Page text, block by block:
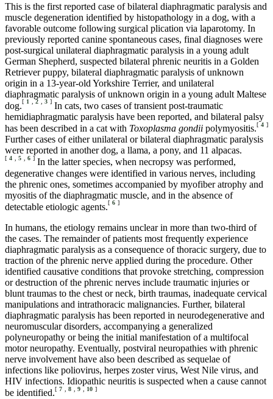
This is the first reported case of bilateral diaphragmatic paralysis and
muscle degeneration identified by histopathology in a dog, with a
favorable outcome following surgical plication via laparotomy. In
previously reported canine spontaneous cases, final diagnoses were
post-surgical unilateral diaphragmatic paralysis in a young adult
German Shepherd, suspected bilateral phrenic neuritis in a Golden
Retriever puppy, bilateral diaphragmatic paralysis of unknown
origin in a 13-year-old Yorkshire Terrier, and unilateral
diaphragmatic paralysis of unknown origin in a young adult Maltese
dog.[ 1 ,2 , 3 ] In cats, two cases of transient post-traumatic
hemidiaphragmatic paralysis have been reported, and bilateral palsy
has been described in a cat with Toxoplasma gondii polymyositis.[ 4 ]
Further cases of either unilateral or bilateral diaphragmatic paralysis
were reported in another dog, a llama, a pony, and 11 alpacas.
[ 4 5 6 ] In the latter species, when necropsy was performed,
degenerative changes were identified in various nerves, including
the phrenic ones, sometimes accompanied by myofiber atrophy and
myositis of the diaphragmatic muscle, and in the absence of
detectable etiologic agents.[ 6 ]
In humans, the etiology remains unclear in more than two-third of
the cases. The remainder of patients most frequently experience
diaphragmatic paralysis as a consequence of thoracic surgery, due to
traction of the phrenic nerve applied during the procedure. Other
identified causative conditions that provoke stretching, compression
or destruction of the phrenic nerves include traumatic injuries or
blunt traumas to the chest or neck, birth traumas, inadequate cervical
manipulations and intrathoracic malignancies. Further, bilateral
diaphragmatic paralysis has been reported in neurodegenerative and
neuromuscular disorders, accompanying a generalized
polyneuropathy or being the initial manifestation of a multifocal
motor neuropathy. Eventually, postviral neuropathies with phrenic
nerve involvement have also been described as sequelae of
infections like poliovirus, herpes zoster virus, West Nile virus, and
HIV infections. Idiopathic neuritis is suspected when a cause cannot
be identified.[ 7 8 9 10 ]